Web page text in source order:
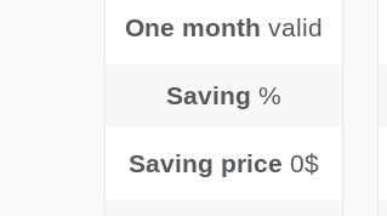
One month valid
Saving %
Saving price 0$